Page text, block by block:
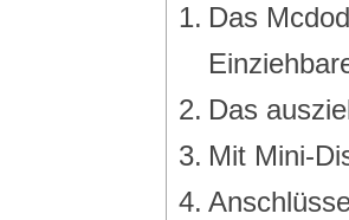
Das
Das
Mit Mini-